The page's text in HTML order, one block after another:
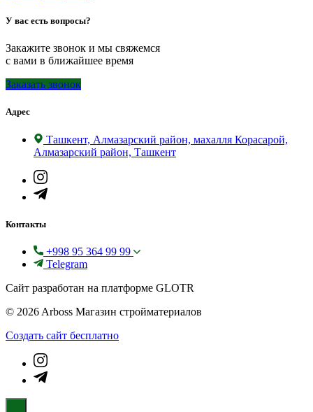
У вас есть вопросы?
Закажите звонок и мы свяжемся
с вами в ближайшее время
Заказать звонок
Адрес
Ташкент, Алмазарский район, махалля Корасарой,
Алмазарский район, Ташкент
Контакты
+998 95 364 99 99
Telegram
Сайт разработан на платформе GLOTR
© 2026 Arboss Магазин стройматериалов
Создать cайт бесплатно